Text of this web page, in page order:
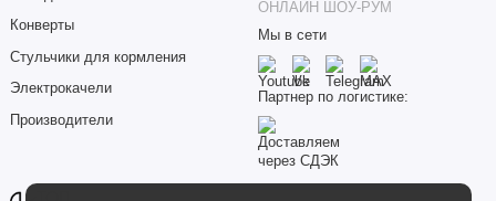
Конверты
Стульчики для кормления
Электрокачели
Производители
ОНЛАЙН ШОУ-РУМ
Мы в сети
Партнер по логистике: